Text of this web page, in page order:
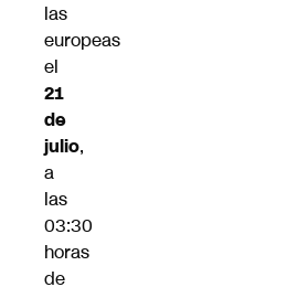
las
europeas
el
21
de
julio,
a
las
03:30
horas
de